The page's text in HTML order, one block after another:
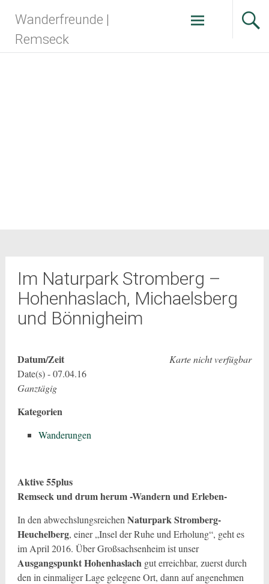
Inhalt
springen
Wanderfreunde |
Remseck
Im Naturpark Stromberg –
Hohenhaslach, Michaelsberg
und Bönnigheim
Karte nicht verfügbar
Datum/Zeit
Date(s) - 07.04.16
Ganztägig
Kategorien
Wanderungen
Aktive 55plus
Remseck und drum herum -Wandern und Erleben-
In den abwechslungsreichen Naturpark Stromberg-
Heuchelberg, einer „Insel der Ruhe und Erholung“, geht es
im April 2016. Über Großsachsenheim ist unser
Ausgangspunkt Hohenhaslach gut erreichbar, zuerst durch
den in einmaliger Lage gelegene Ort, dann auf angenehmen